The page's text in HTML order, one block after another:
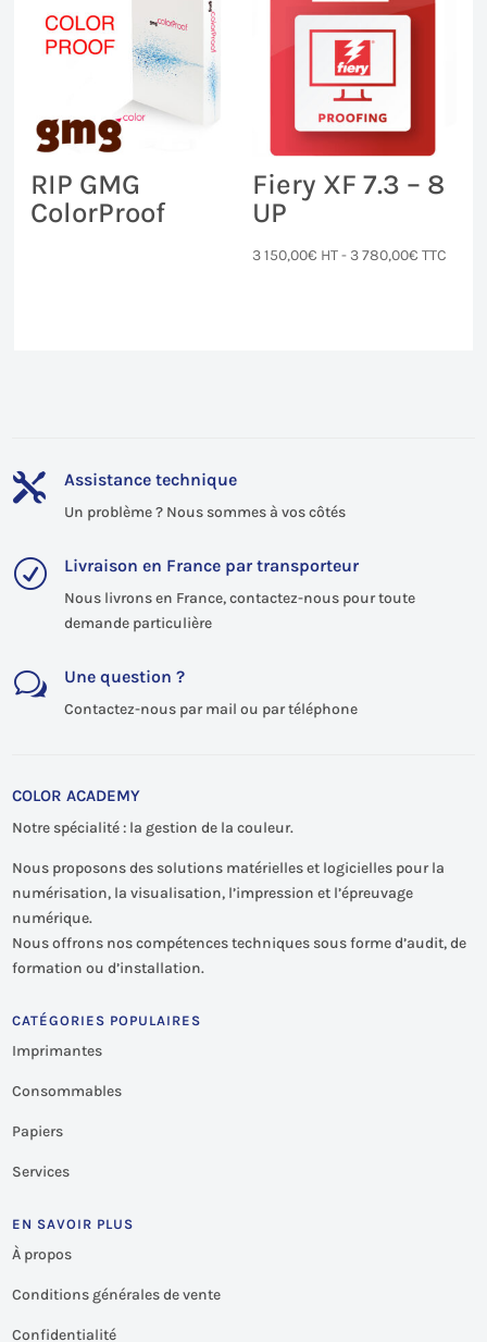
RIP GMG
ColorProof
Fiery XF 7.3 – 8
UP
3 150,00€ HT -3 780,00€ TTC
 Assistance technique
Un problème ? Nous sommes à vos côtés
R Livraison en France par transporteur
Nous livrons en France, contactez-nous pour toute
demande particulière
w Une question ?
Contactez-nous par mail ou par téléphone
COLOR ACADEMY
Notre spécialité : la gestion de la couleur.
Nous proposons des solutions matérielles et logicielles pour la
numérisation, la visualisation, l’impression et l’épreuvage
numérique.
Nous offrons nos compétences techniques sous forme d’audit, de
formation ou d’installation.
CATÉGORIES POPULAIRES
Imprimantes
Consommables
Papiers
Services
EN SAVOIR PLUS
À propos
Conditions générales de vente
Confidentialité